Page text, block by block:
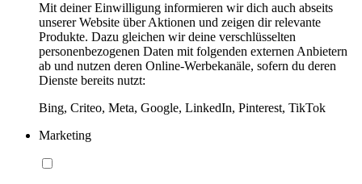
Mit deiner Einwilligung informieren wir dich auch abseits
unserer Website über Aktionen und zeigen dir relevante
Produkte. Dazu gleichen wir deine verschlüsselten
personenbezogenen Daten mit folgenden externen Anbietern
ab und nutzen deren Online-Werbekanäle, sofern du deren
Dienste bereits nutzt:
Bing, Criteo, Meta, Google, LinkedIn, Pinterest, TikTok
Marketing